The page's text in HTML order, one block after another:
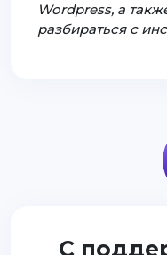
Wordpress, а
разбираться с
С